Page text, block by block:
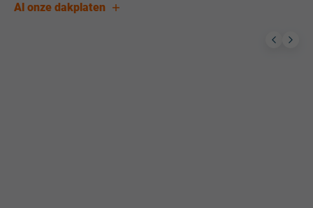
Al onze dakplaten